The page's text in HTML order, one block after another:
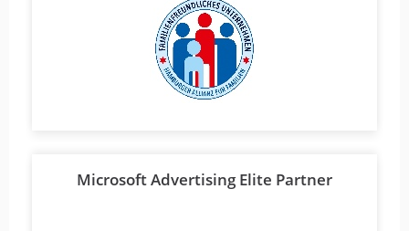
Microsoft Advertising Elite Partner